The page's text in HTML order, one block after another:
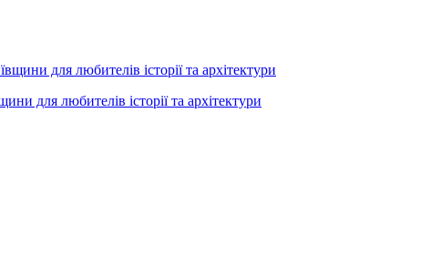
для любителів історії та архітектури